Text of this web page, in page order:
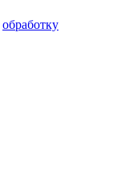
обработку